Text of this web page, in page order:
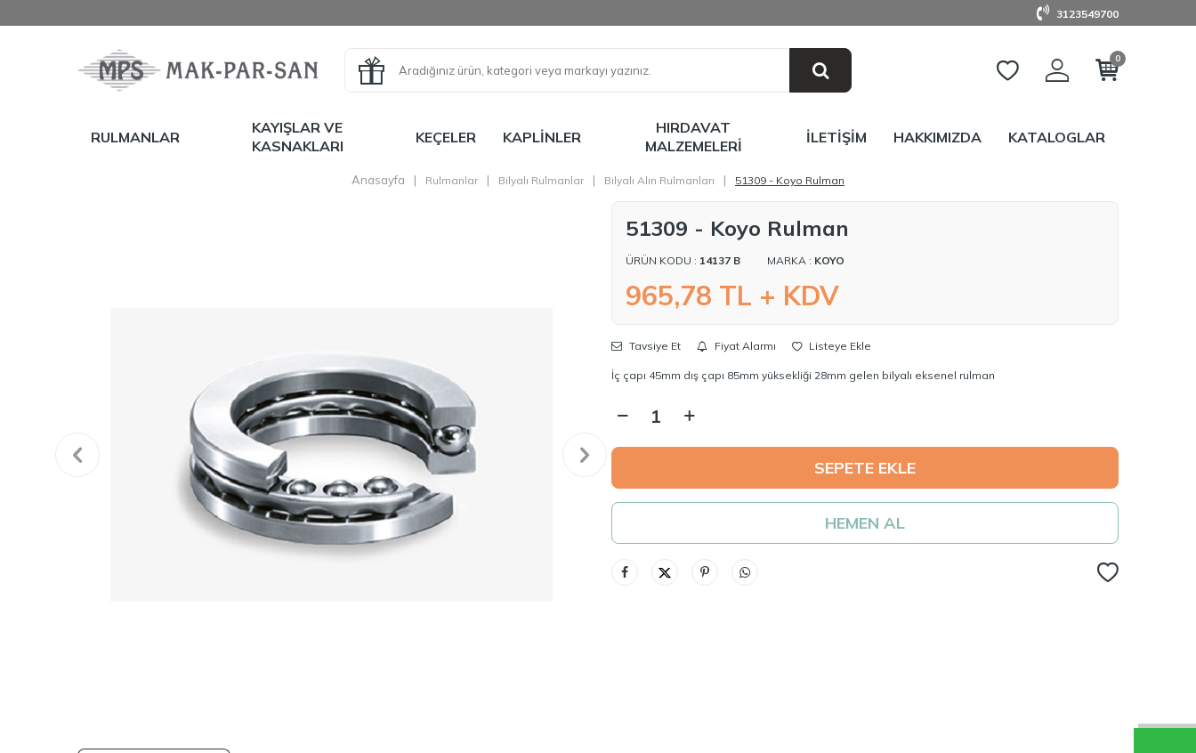
3123549700
0
RULMANLAR
KAYIŞLAR VE
KASNAKLARI
KEÇELER KAPLINLER
HIRDAVAT
MALZEMELERI
İLETIŞIM HAKKIMIZDA KATALOGLAR
Anasayfa | Rulmanlar | Bilyalı Rulmanlar | Bilyalı Alın Rulmanları | 51309 - Koyo Rulman
51309 - Koyo Rulman
ÜRÜN KODU : 14137 B MARKA : KOYO
965,78 TL + KDV
Tavsiye Et Fiyat Alarmı Listeye Ekle
İç çapı 45mm dış çapı 85mm yüksekliği 28mm gelen bilyalı eksenel rulman
SEPETE EKLE
HEMEN AL